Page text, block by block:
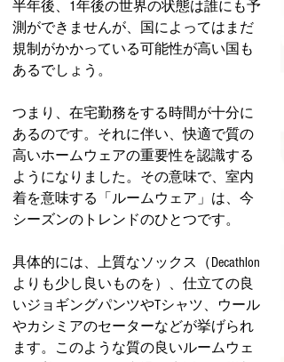
半年後、1年後の世界の状態は誰にも予
測ができませんが、国によってはまだ
規制がかかっている可能性が高い国も
あるでしょう。
つまり、在宅勤務をする時間が十分に
あるのです。それに伴い、快適で質の
高いホームウェアの重要性を認識する
ようになりました。その意味で、室内
着を意味する「ルームウェア」は、今
シーズンのトレンドのひとつです。
具体的には、上質なソックス（Decathlon
よりも少し良いものを）、仕立ての良
いジョギングパンツやTシャツ、ウール
やカシミアのセーターなどが挙げられ
ます。このような質の良いルームウェ